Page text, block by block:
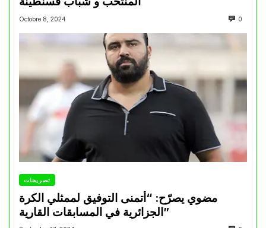
Octobre 8, 2024 0
تصريحات
مضوي يصرّح: “أتمنى التوفيق لممثلي الكرة
الجزائرية في المسابقات القارية”